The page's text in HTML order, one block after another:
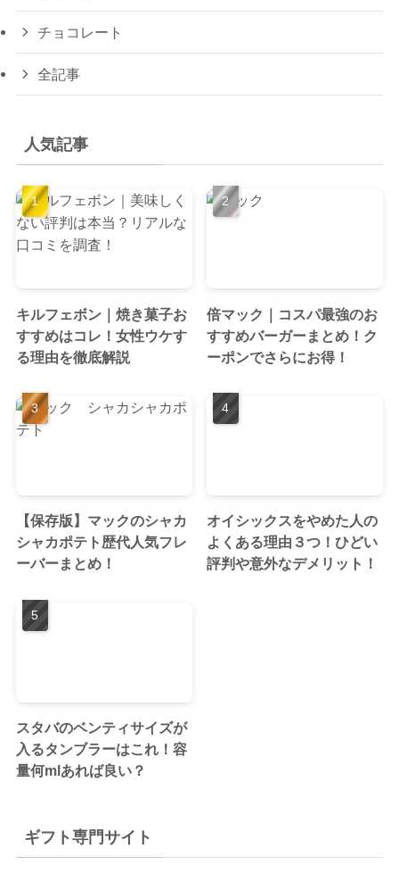
チョコレート
全記事
人気記事
キルフェボン｜焼き菓子お
すすめはコレ！女性ウケす
る理由を徹底解説
倍マック｜コスパ最強のお
すすめバーガーまとめ！ク
ーポンでさらにお得！
【保存版】マックのシャカ
シャカポテト歴代人気フレ
ーバーまとめ！
オイシックスをやめた人の
よくある理由３つ！ひどい
評判や意外なデメリット！
スタバのベンティサイズが
入るタンブラーはこれ！容
量何mlあれば良い？
ギフト専門サイト